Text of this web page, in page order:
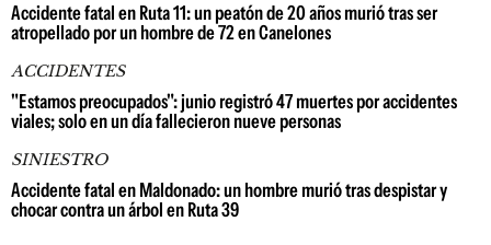
Accidente fatal en Ruta 11: un peatón de 20 años murió tras ser
atropellado por un hombre de 72 en Canelones
ACCIDENTES
"Estamos preocupados": junio registró 47 muertes por accidentes
viales; solo en un día fallecieron nueve personas
SINIESTRO
Accidente fatal en Maldonado: un hombre murió tras despistar y
chocar contra un árbol en Ruta 39